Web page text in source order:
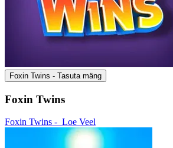
Foxin Twins - Tasuta mäng
Foxin Twins
Foxin Twins - Loe Veel